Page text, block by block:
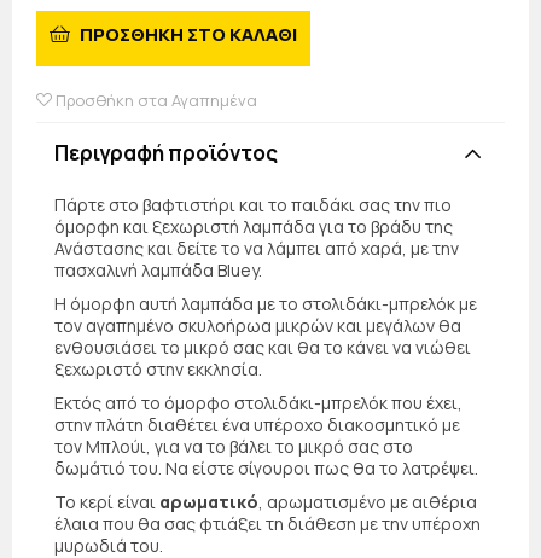
ΠΡΟΣΘΗΚΗ ΣΤΟ ΚΑΛΑΘΙ
Προσθήκη στα Αγαπημένα
Περιγραφή προϊόντος
Πάρτε στο βαφτιστήρι και το παιδάκι σας την πιο
όμορφη και ξεχωριστή λαμπάδα για το βράδυ της
Ανάστασης και δείτε το να λάμπει από χαρά, με την
πασχαλινή λαμπάδα Bluey.
Η όμορφη αυτή λαμπάδα με το στολιδάκι-μπρελόκ με
τον αγαπημένο σκυλοήρωα μικρών και μεγάλων θα
ενθουσιάσει το μικρό σας και θα το κάνει να νιώθει
ξεχωριστό στην εκκλησία.
Εκτός από το όμορφο στολιδάκι-μπρελόκ που έχει,
στην πλάτη διαθέτει ένα υπέροχο διακοσμητικό με
τον Μπλούι, για να το βάλει το μικρό σας στο
δωμάτιό του. Να είστε σίγουροι πως θα το λατρέψει.
Το κερί είναι αρωματικό , αρωματισμένο με αιθέρια
έλαια που θα σας φτιάξει τη διάθεση με την υπέροχη
μυρωδιά του.